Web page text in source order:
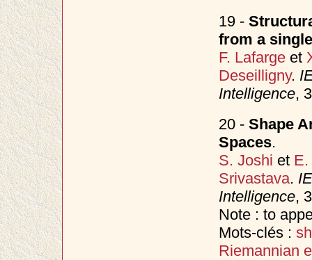
19 -
from a
F. Lafargeet
Deseilligny.
Intelligence,
20 - Shape
Spaces.
S. Joshi et E.
Srivastava.
Intelligence,
Note : to
Mots-clés :
Riemannian